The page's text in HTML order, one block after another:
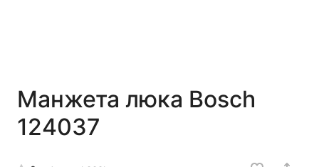
Манжета люка Bosch
124037